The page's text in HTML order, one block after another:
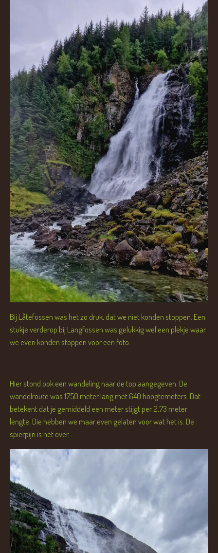
Bij Låtefossen was het zo druk, dat we niet konden stoppen. Een
stukje verderop bij Langfossen was gelukkig wel een plekje waar
we even konden stoppen voor een foto.
Hier stond ook een wandeling naar de top aangegeven. De
wandelroute was 1750 meter lang met 640 hoogtemeters. Dat
betekent dat je gemiddeld een meter stijgt per 2,73 meter
lengte. Die hebben we maar even gelaten voor wat het is. De
spierpijn is net over...